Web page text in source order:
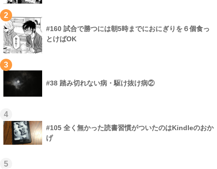
2
#160 試合で勝つには朝5時までにおにぎりを６個食っ
とけばOK
3
#38 踏み切れない病・駆け抜け病②
4
#105 全く無かった読書習慣がついたのはKindleのおか
げ
5